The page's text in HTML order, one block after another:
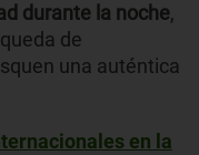
durante la noche,
de
una auténtica
en la